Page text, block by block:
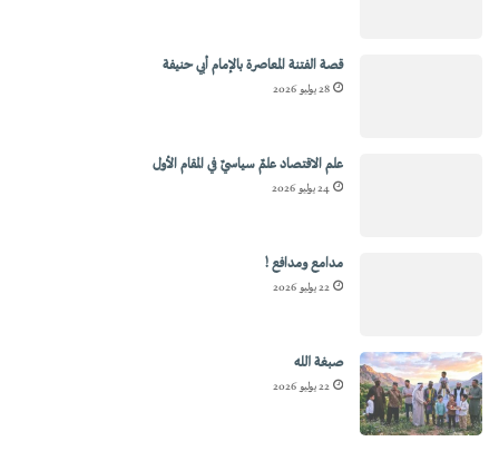
قصة الفتنة المعاصرة بالإمام أبي حنيفة
28 يوليو 2026
علم الاقتصاد علمٌ سياسيٌ في المقام الأول
24 يوليو 2026
مدامع ومدافع !
22 يوليو 2026
صبغة الله
22 يوليو 2026